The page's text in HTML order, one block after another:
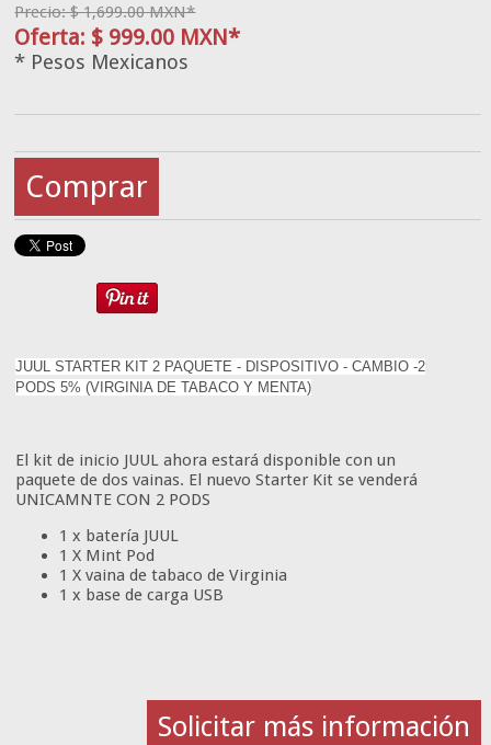
Precio: $ 1,699.00 MXN*
Oferta: $ 999.00 MXN*
* Pesos Mexicanos
Comprar
JUUL STARTER KIT 2 PAQUETE - DISPOSITIVO - CAMBIO -2
PODS 5% (VIRGINIA DE TABACO Y MENTA)
El kit de inicio JUUL ahora estará disponible con un
paquete de dos vainas. El nuevo Starter Kit se venderá
UNICAMNTE CON 2 PODS
1 x batería JUUL
1 X Mint Pod
1 X vaina de tabaco de Virginia
1 x base de carga USB
Solicitar más información